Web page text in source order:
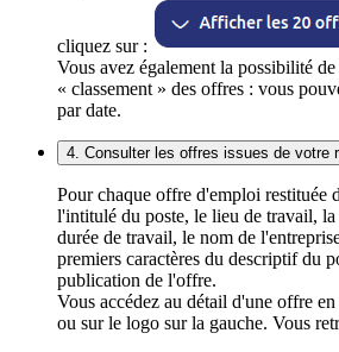
cliquez sur :
Vous avez également la possibilité
« classement » des offres : vous
par date.
4. Consulter les offres issues de votre
Pour chaque offre d'emploi restituée
l'intitulé du poste, le lieu de travail, la
durée de travail, le nom de
premiers caractères du descriptif du
publication de l'offre.
Vous accédez au détail d'une offre
ou sur le logo sur la gauche. Vous